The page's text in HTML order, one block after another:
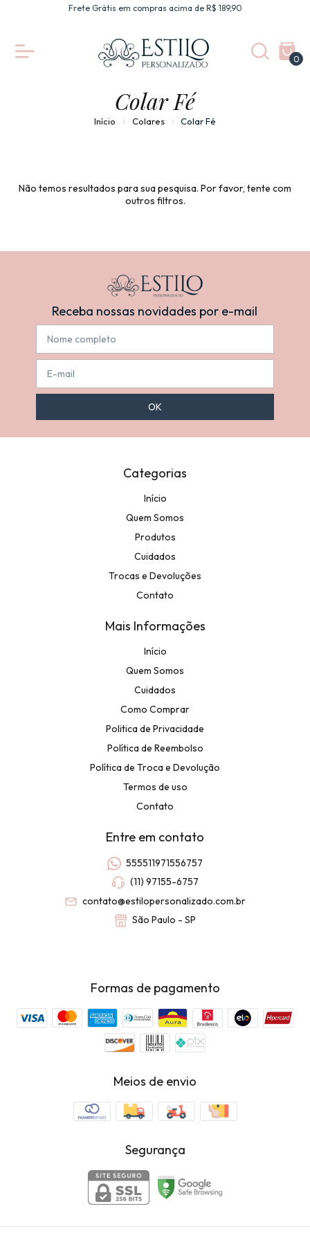
Frete Grátis em compras acima de R$ 189,90
0
Colar Fé
Início Colares Colar Fé
Não temos resultados para sua pesquisa. Por favor, tente com
outros filtros.
Receba nossas novidades por e-mail
Categorias
Início
Quem Somos
Produtos
Cuidados
Trocas e Devoluções
Contato
Mais Informações
Início
Quem Somos
Cuidados
Como Comprar
Politica de Privacidade
Política de Reembolso
Política de Troca e Devolução
Termos de uso
Contato
Entre em contato
555511971556757
(11) 97155-6757
contato@estilopersonalizado.com.br
São Paulo - SP
Formas de pagamento
Meios de envio
Segurança